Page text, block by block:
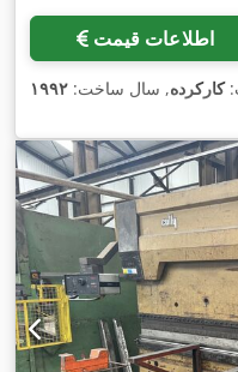
اطلاعات قیمت
کارکرده, سال ساخت: ۱۹۹۲